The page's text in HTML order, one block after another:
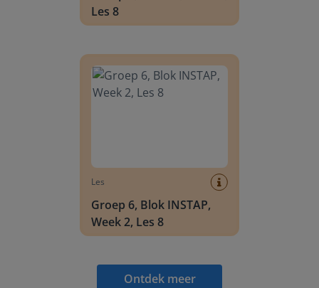
Les 8
Les
Groep 6, Blok INSTAP,
Week 2, Les 8
Ontdek meer